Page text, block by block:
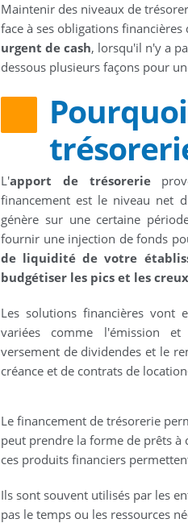
Maintenir des niveaux de
face à ses obligations
urgent de cash, lorsqu'il n'y a
dessous plusieurs façons pour
L'apport de trésorerie
financement est le niveau net
génère sur une certaine
fournir une injection de fonds
de liquidité de votre
budgétiser les pics et les
Les solutions financières vont
variées comme l'émission
versement de dividendes et le
créance et de contrats de
Le financement de trésorerie
peut prendre la forme de prêts à
ces produits financiers
Ils sont souvent utilisés par les
pas le temps ou les ressources